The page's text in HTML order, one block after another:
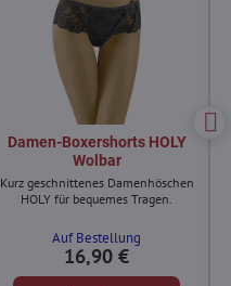
Damen-Boxershorts HOLY
Wolbar
Kurz geschnittenes Damenhöschen
HOLY für bequemes Tragen.
Auf Bestellung
16,90 €